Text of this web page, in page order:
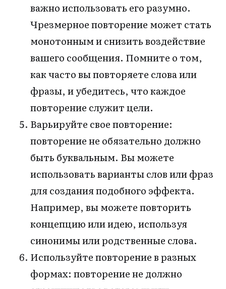
важно использовать его разумно.
Чрезмерное повторение может стать
монотонным и снизить воздействие
вашего сообщения. Помните о том,
как часто вы повторяете слова или
фразы, и убедитесь, что каждое
повторение служит цели.
Варьируйте свое повторение:
повторение не обязательно должно
быть буквальным. Вы можете
использовать варианты слов или фраз
для создания подобного эффекта.
Например, вы можете повторить
концепцию или идею, используя
синонимы или родственные слова.
Используйте повторение в разных
формах: повторение не должно